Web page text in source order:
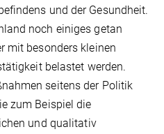
und der Gesundheit.
noch einiges getan
mit besonders kleinen
belastet werden.
seitens der Politik
zum Beispiel die
und qualitativ